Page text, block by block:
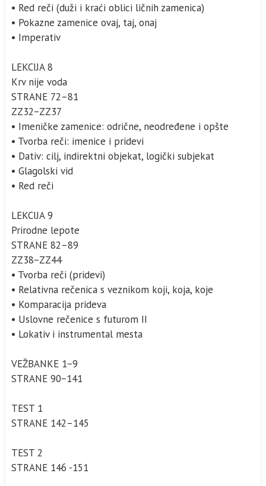
• Red reči (duži i kraći oblici ličnih zamenica)
• Pokazne zamenice ovaj, taj, onaj
• Imperativ
LEKCIJA 8
Krv nije voda
STRANE 72–81
ZZ32−ZZ37
• Imeničke zamenice: odrične, neodređene i opšte
• Tvorba reči: imenice i pridevi
• Dativ: cilj, indirektni objekat, logički subjekat
• Glagolski vid
• Red reči
LEKCIJA 9
Prirodne lepote
STRANE 82–89
ZZ38−ZZ44
• Tvorba reči (pridevi)
• Relativna rečenica s veznikom koji, koja, koje
• Komparacija prideva
• Uslovne rečenice s futurom II
• Lokativ i instrumental mesta
VEŽBANKE 1−9
STRANE 90−141
TEST 1
STRANE 142–145
TEST 2
STRANE 146 -151